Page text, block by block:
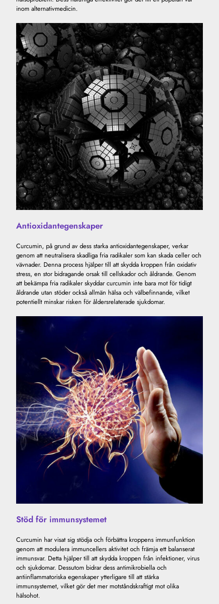
inom alternativmedicin.
Antioxidantegenskaper
Curcumin, på grund av dess starka antioxidantegenskaper, verkar
genom att neutralisera skadliga fria radikaler som kan skada celler och
vävnader. Denna process hjälper till att skydda kroppen från oxidativ
stress, en stor bidragande orsak till cellskador och åldrande. Genom
att bekämpa fria radikaler skyddar curcumin inte bara mot för tidigt
åldrande utan stöder också allmän hälsa och välbefinnande, vilket
potentiellt minskar risken för åldersrelaterade sjukdomar.
Stöd för immunsystemet
Curcumin har visat sig stödja och förbättra kroppens immunfunktion
genom att modulera immuncellers aktivitet och främja ett balanserat
immunsvar. Detta hjälper till att skydda kroppen från infektioner, virus
och sjukdomar. Dessutom bidrar dess antimikrobiella och
antiinflammatoriska egenskaper ytterligare till att stärka
immunsystemet, vilket gör det mer motståndskraftigt mot olika
hälsohot.